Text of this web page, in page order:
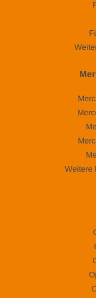
Weitere